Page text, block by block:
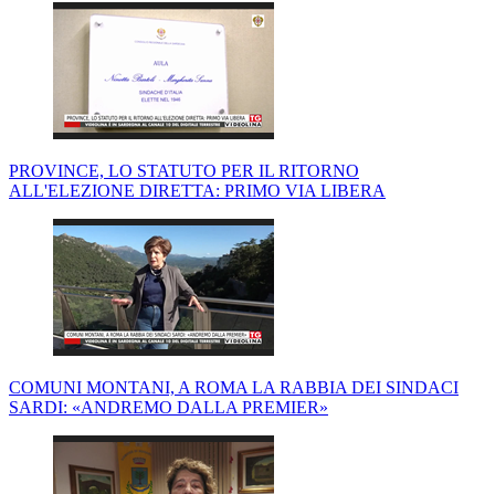
PROVINCE, LO STATUTO PER IL RITORNO
ALL'ELEZIONE DIRETTA: PRIMO VIA LIBERA
COMUNI MONTANI, A ROMA LA RABBIA DEI SINDACI
SARDI: «ANDREMO DALLA PREMIER»